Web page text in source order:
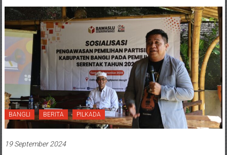
BANGLI BERITA PILKADA
19 September 2024